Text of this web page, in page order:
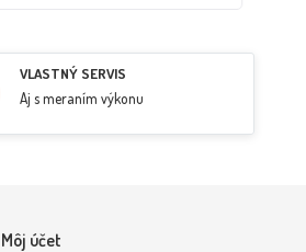
VLASTNÝ SERVIS
Aj s meraním výkonu
Môj účet